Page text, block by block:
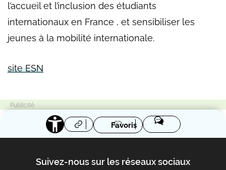
l’accueil et l’inclusion des étudiants
internationaux en France , et sensibiliser les
jeunes à la mobilité internationale.
site ESN
Favoris
Suivez-nous sur les réseaux sociaux